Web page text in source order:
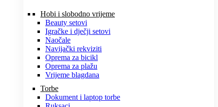
Hobi i slobodno vrijeme
Beauty setovi
Igračke i dječji setovi
Naočale
Navijački rekviziti
Oprema za bicikl
Oprema za plažu
Vrijeme blagdana
Torbe
Dokument i laptop torbe